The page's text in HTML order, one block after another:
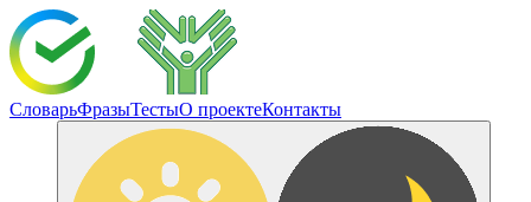
СловарьФразыТестыО проектеКонтакты